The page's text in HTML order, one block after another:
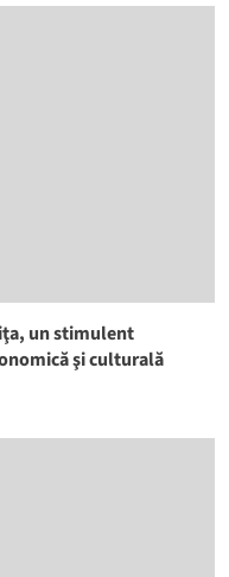
un stimulent
şi culturală